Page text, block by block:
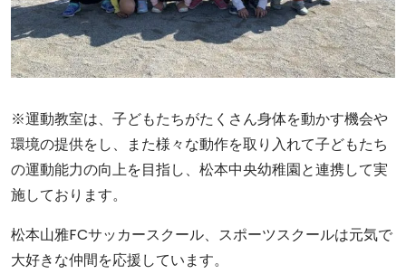
※運動教室は、子どもたちがたくさん身体を動かす機会や
環境の提供をし、また様々な動作を取り入れて子どもたち
の運動能力の向上を目指し、松本中央幼稚園と連携して実
施しております。
松本山雅FCサッカースクール、スポーツスクールは元気で
大好きな仲間を応援しています。